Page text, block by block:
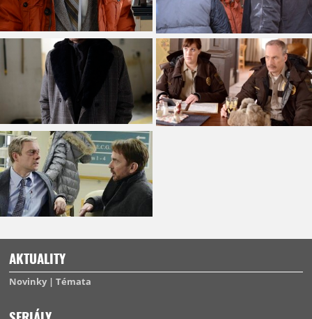
AKTUALITY
Novinky Témata